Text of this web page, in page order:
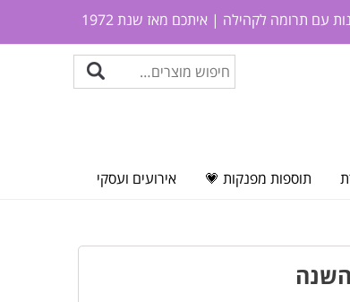
עם תרומה לקהילה | איתכם מאז שנת 1972
תוספות מפנקות 💗 אירועים ועסקי